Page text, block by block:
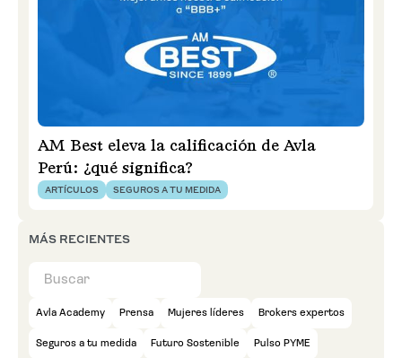
AM Best eleva la calificación de Avla
Perú: ¿qué significa?
ARTÍCULOS SEGUROS A TU MEDIDA
MÁS RECIENTES
Avla Academy Prensa Mujeres líderes Brokers expertos
Seguros a tu medida Futuro Sostenible Pulso PYME